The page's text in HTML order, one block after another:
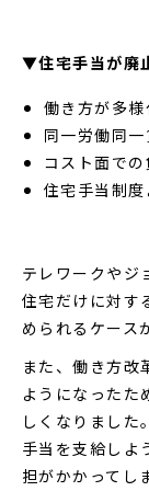
▼住宅手当が廃
働き方が多様
同一労働同
コスト面で
住宅手当制
テレワークやジ
住宅だけに対す
められるケース
また、働き方改
ようになったた
しくなりました
手当を支給しよ
担がかかってし